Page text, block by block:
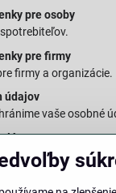
pre osoby
pre firmy
firmy a organizácie.
údajov
vaše osobné
reklamácie